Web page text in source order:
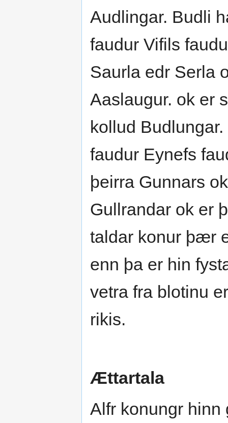
Audlingar. Budli
faudur Vifils
Saurla edr Serla
Aaslaugur. ok er
kollud
faudur Eynefs
þeirra Gunnars
Gullrandar ok er
taldar konur þær
enn þa er hin
vetra fra blotinu
rikis.
Ættartala
Alfr konungr hinn